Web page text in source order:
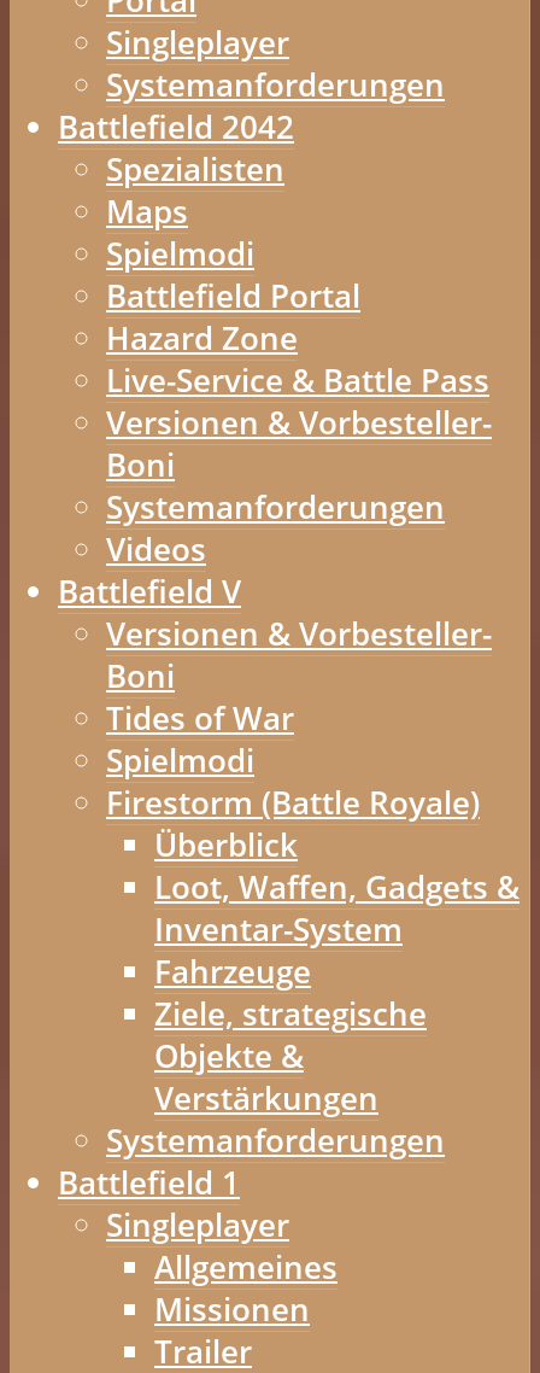
Singleplayer
Systemanforderungen
Battlefield 2042
Spezialisten
Maps
Spielmodi
Battlefield Portal
Hazard Zone
Live-Service & Battle Pass
Versionen & Vorbesteller-
Boni
Systemanforderungen
Videos
Battlefield V
Versionen & Vorbesteller-
Boni
Tides of War
Spielmodi
Firestorm (Battle Royale)
Überblick
Loot, Waffen, Gadgets &
Inventar-System
Fahrzeuge
Ziele, strategische
Objekte &
Verstärkungen
Systemanforderungen
Battlefield 1
Singleplayer
Allgemeines
Missionen
Trailer